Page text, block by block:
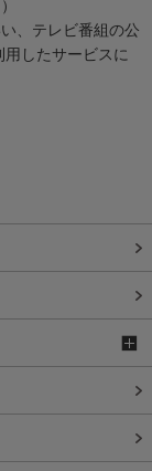
、テレビ番組の公
用したサービスに